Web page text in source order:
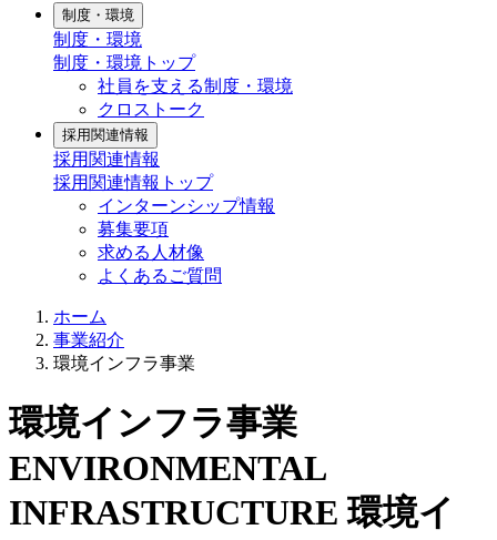
制度・環境
制度・環境
制度・環境トップ
社員を支える制度・環境
クロストーク
採用関連情報
採用関連情報
採用関連情報トップ
インターンシップ情報
募集要項
求める人材像
よくあるご質問
ホーム
事業紹介
環境インフラ事業
環境インフラ事業
ENVIRONMENTAL
INFRASTRUCTURE 環境イ